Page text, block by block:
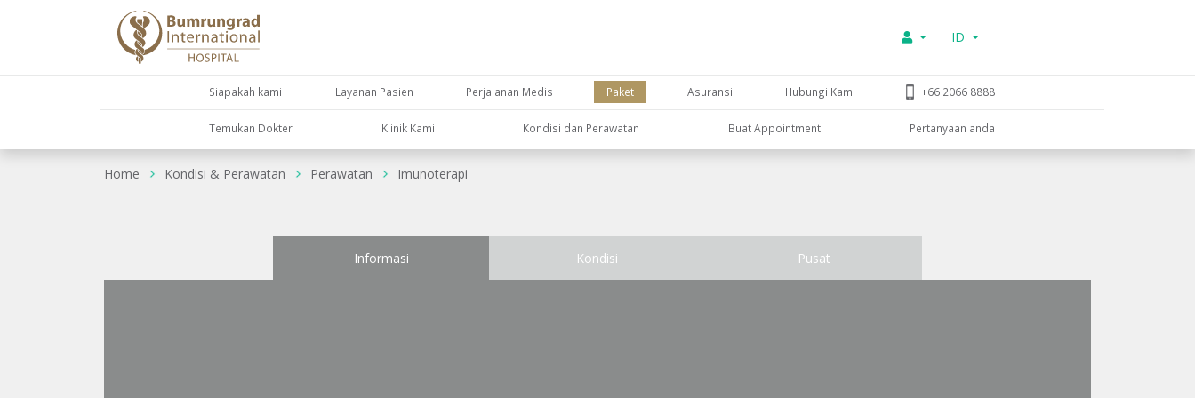
ID
Siapakah kami Layanan Pasien Perjalanan Medis Paket Asuransi Hubungi Kami +66 2066 8888
Temukan Dokter KIinik Kami Kondisi dan Perawatan Buat Appointment Pertanyaan anda
Home Kondisi & Perawatan Perawatan Imunoterapi
Informasi Kondisi Pusat